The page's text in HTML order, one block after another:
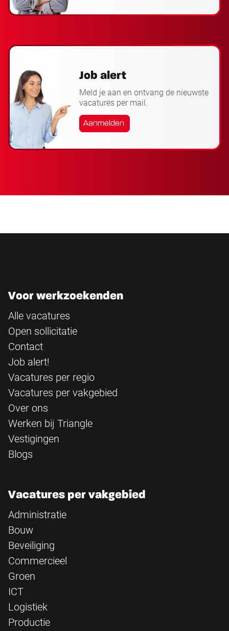
Job alert
Meld je aan en ontvang de nieuwste
vacatures per mail.
Aanmelden
Voor werkzoekenden
Alle vacatures
Open sollicitatie
Contact
Job alert!
Vacatures per regio
Vacatures per vakgebied
Over ons
Werken bij Triangle
Vestigingen
Blogs
Vacatures per vakgebied
Administratie
Bouw
Beveiliging
Commercieel
Groen
ICT
Logistiek
Productie